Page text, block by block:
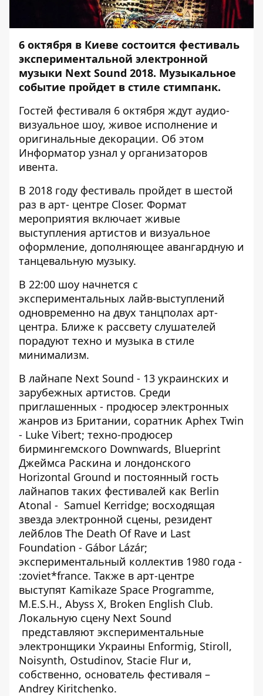
6 октября в Киеве состоится фестиваль
экспериментальной электронной
музыки Next Sound 2018. Музыкальное
событие пройдет в стиле стимпанк.
Гостей фестиваля 6 октября ждут аудио-
визуальное шоу, живое исполнение и
оригинальные декорации. Об этом
Информатор узнал у организаторов
ивента.
В 2018 году фестиваль пройдет в шестой
раз в арт- центре Closer. Формат
мероприятия включает живые
выступления артистов и визуальное
оформление, дополняющее авангардную и
танцевальную музыку.
В 22:00 шоу начнется с
экспериментальных лайв-выступлений
одновременно на двух танцполах арт-
центра. Ближе к рассвету слушателей
порадуют техно и музыка в стиле
минимализм.
В лайнапе Next Sound - 13 украинских и
зарубежных артистов. Среди
приглашенных - продюсер электронных
жанров из Британии, соратник Aphex Twin
- Luke Vibert; техно-продюсер
бирмингемского Downwards, Blueprint
Джеймса Раскина и лондонского
Horizontal Ground и постоянный гость
лайнапов таких фестивалей как Berlin
Atonal - Samuel Kerridge; восходящая
звезда электронной сцены, резидент
лейблов The Death Of Rave и Last
Foundation - Gábor Lázár;
экспериментальный коллектив 1980 года -
:zoviet*france. Также в арт-центре
выступят Kamikaze Space Programme,
M.E.S.H., Abyss X, Broken English Club.
Локальную сцену Next Sound
представляют экспериментальные
электронщики Украины Enformig, Stiroll,
Noisynth, Ostudinov, Stacie Flur и,
собственно, основатель фестиваля –
Andrey Kiritchenko.